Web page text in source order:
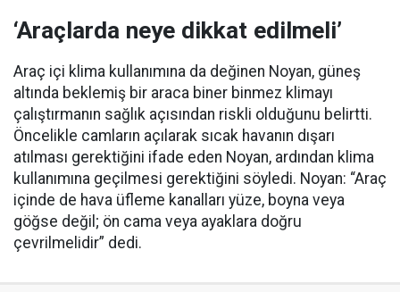
‘Araçlarda neye dikkat edilmeli’
Araç içi klima kullanımına da değinen Noyan, güneş
altında beklemiş bir araca biner binmez klimayı
çalıştırmanın sağlık açısından riskli olduğunu belirtti.
Öncelikle camların açılarak sıcak havanın dışarı
atılması gerektiğini ifade eden Noyan, ardından klima
kullanımına geçilmesi gerektiğini söyledi. Noyan: “Araç
içinde de hava üfleme kanalları yüze, boyna veya
göğse değil; ön cama veya ayaklara doğru
çevrilmelidir” dedi.